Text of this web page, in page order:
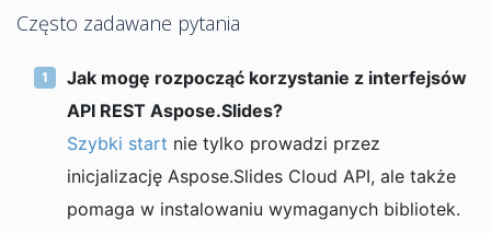
Często zadawane pytania
Jak mogę rozpocząć korzystanie z interfejsów
API REST Aspose.Slides?
Szybki start nie tylko prowadzi przez
inicjalizację Aspose.Slides Cloud API, ale także
pomaga w instalowaniu wymaganych bibliotek.